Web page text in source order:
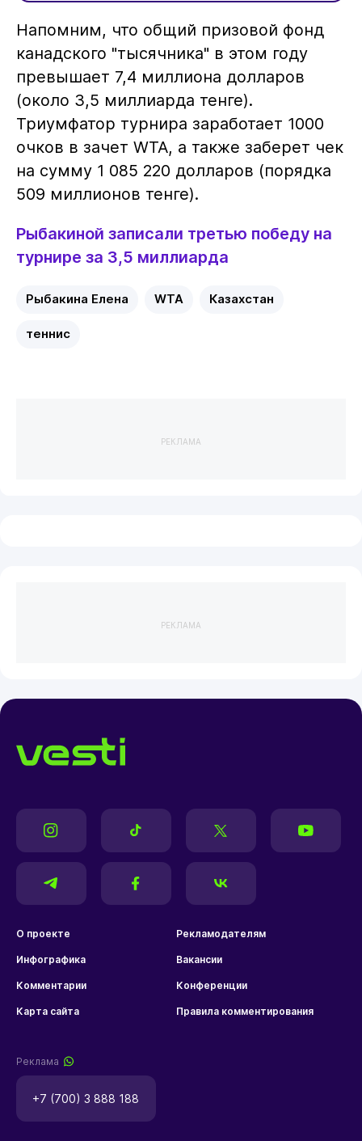
Напомним, что общий призовой фонд
канадского "тысячника" в этом году
превышает 7,4 миллиона долларов
(около 3,5 миллиарда тенге).
Триумфатор турнира заработает 1000
очков в зачет WTA, а также заберет чек
на сумму 1 085 220 долларов (порядка
509 миллионов тенге).
Рыбакиной записали третью победу на
турнире за 3,5 миллиарда
Рыбакина Елена WTA Казахстан
теннис
РЕКЛАМА
РЕКЛАМА
О проекте Рекламодателям
Инфографика Вакансии
Комментарии Конференции
Карта сайта Правила комментирования
Реклама
+7 (700) 3 888 188